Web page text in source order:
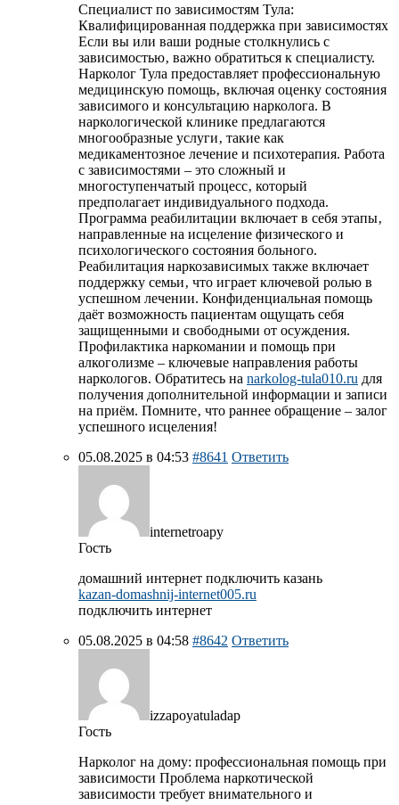
Специалист по зависимостям Тула:
Квалифицированная поддержка при зависимостях
Если вы или ваши родные столкнулись с
зависимостью‚ важно обратиться к специалисту.
Нарколог Тула предоставляет профессиональную
медицинскую помощь‚ включая оценку состояния
зависимого и консультацию нарколога. В
наркологической клинике предлагаются
многообразные услуги‚ такие как
медикаментозное лечение и психотерапия. Работа
с зависимостями – это сложный и
многоступенчатый процесс‚ который
предполагает индивидуального подхода.
Программа реабилитации включает в себя этапы‚
направленные на исцеление физического и
психологического состояния больного.
Реабилитация наркозависимых также включает
поддержку семьи‚ что играет ключевой ролью в
успешном лечении. Конфиденциальная помощь
даёт возможность пациентам ощущать себя
защищенными и свободными от осуждения.
Профилактика наркомании и помощь при
алкоголизме – ключевые направления работы
наркологов. Обратитесь на narkolog-tula010.ru для
получения дополнительной информации и записи
на приём. Помните‚ что раннее обращение – залог
успешного исцеления!
05.08.2025 в 04:53 #8641 Ответить
internetroapy
Гость
домашний интернет подключить казань
kazan-domashnij-internet005.ru
подключить интернет
05.08.2025 в 04:58 #8642 Ответить
izzapoyatuladap
Гость
Нарколог на дому: профессиональная помощь при
зависимости Проблема наркотической
зависимости требует внимательного и